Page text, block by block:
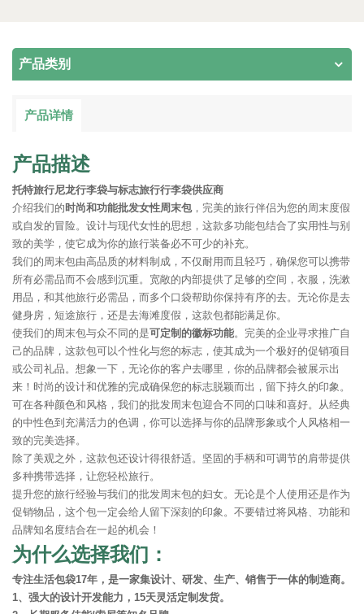
产品类别
产品详情
产品描述
托特旅行尼龙行李袋与标志旅行行李袋供应商
介绍我们的时尚和功能批发女性周末包，完美的旅行伴侣为您的周末度假
或自发的冒险。设计与现代女性的思想，这款多功能包结合了实用性与别
致的美学，使它成为你的旅行装备必不可少的补充。
我们的周末包由高品质的材料制成，不仅耐用而且轻巧，确保您可以携带
所有必需品而不会感到沉重。宽敞的内部提供了足够的空间，衣服，洗漱
用品，和其他旅行必需品，而多个口袋帮助你保持有序的去。无论你是去
健身房，短途旅行，还是去海滩度假，这款包都能满足你。
使我们的周末包与众不同的是可定制的徽标功能。完美的企业寻求推广自
己的品牌，这款包可以个性化与您的标志，使其成为一个极好的促销项目
或公司礼品。想象一下，无论你的客户去哪里，你的品牌都会被展示出
来！时尚的设计和优雅的完成确保您的标志脱颖而出，留下持久的印象。
可在各种颜色和风格，我们的批发周末包迎合不同的口味和喜好。从经典
的中性色到充满活力的色调，你可以选择与你的品牌形象或个人风格相一
致的完美选择。
除了美观之外，这款包还设计得很舒适。坚固的手柄和可调节的肩带提供
多种携带选择，让您轻松旅行。
提升您的旅行经验与我们的批发周末包的妇女。无论是个人使用还是作为
促销物品，这个包一定会给人留下深刻的印象。不要错过将风格、功能和
品牌知名度结合在一起的机会！
为什么选择我们：
专注生活包袋17年，是一家集设计、研发、生产、销售于一体的制造商。
1、强大的设计开发能力，15天灵活定制发货。